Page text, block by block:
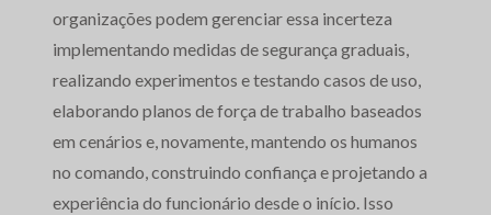
organizações podem gerenciar essa incerteza
implementando medidas de segurança graduais,
realizando experimentos e testando casos de uso,
elaborando planos de força de trabalho baseados
em cenários e, novamente, mantendo os humanos
no comando, construindo confiança e projetando a
experiência do funcionário desde o início. Isso